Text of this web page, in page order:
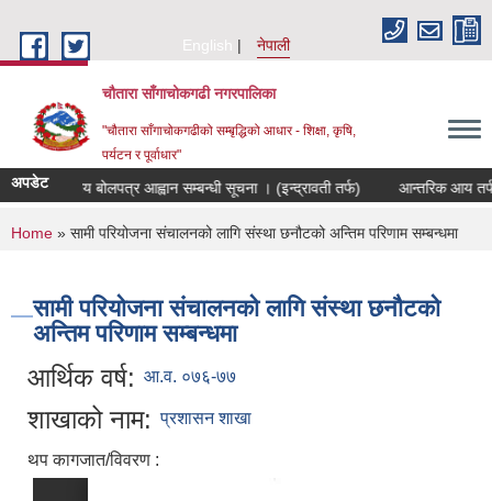
English
नेपाली
चौतारा साँगाचोकगढी नगरपालिका
"चौतारा साँगाचोकगढीको सम्बृद्धिको आधार - शिक्षा, कृषि,
पर्यटन र पूर्वाधार"
अपडेट
विद्युतीय बोलपत्र आह्वान सम्बन्धी सूचना । (इन्द्रावती तर्फ) आन्तरिक आय
You are here
Home » सामी परियोजना संचालनको लागि संस्था छनौटको अन्तिम परिणाम सम्बन्धमा
सामी परियोजना संचालनको लागि संस्था छनौटको
अन्तिम परिणाम सम्बन्धमा
आर्थिक वर्ष: आ.व. ०७६-७७
शाखाको नाम: प्रशासन शाखा
थप कागजात/विवरण :